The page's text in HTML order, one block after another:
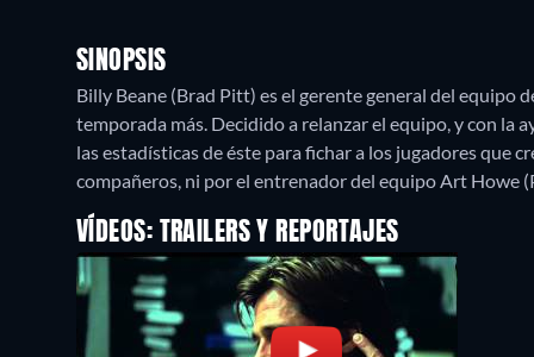
SINOPSIS
Billy Beane (Brad Pitt) es el gerente general del equipo
temporada más. Decidido a relanzar el equipo, y con la
las estadísticas de éste para fichar a los jugadores que
compañeros, ni por el entrenador del equipo Art Howe
VÍDEOS: TRAILERS Y REPORTAJES